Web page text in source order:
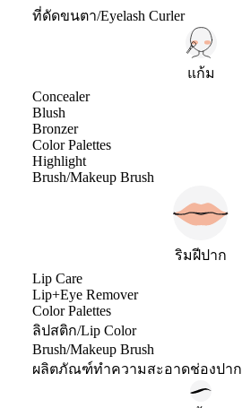
ที่ดัดขนตา/Eyelash Curler
แก้ม
Concealer
Blush
Bronzer
Color Palettes
Highlight
Brush/Makeup Brush
ริมฝีปาก
Lip Care
Lip+Eye Remover
Color Palettes
ลิปสติก/Lip Color
Brush/Makeup Brush
ผลิตภัณฑ์ทำความสะอาดช่องปาก